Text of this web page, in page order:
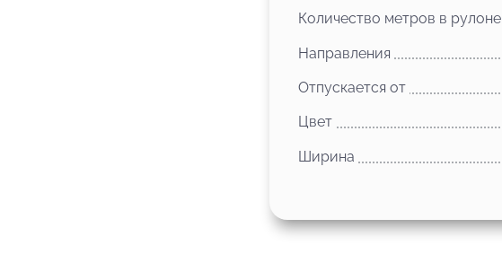
Количество метров в рулоне
Направления
Отпускается от
Цвет
Ширина